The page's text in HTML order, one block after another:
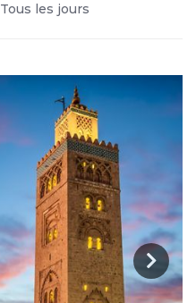
Tous les jours